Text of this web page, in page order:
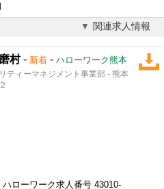
関連求人情報
村- 新着 - ハローワーク熊本
ィーマネジメント事業部 - 熊本
ローワーク求人番号 43010-